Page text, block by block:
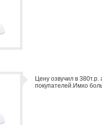
Цену озвучил в
покупателей.Имхо